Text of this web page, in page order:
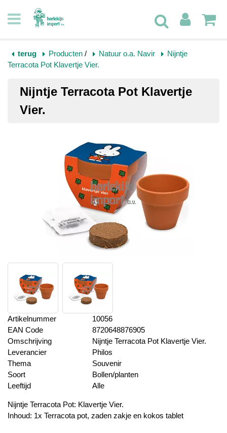
terug Producten / Natuur o.a. Navir
Nijntje
Terracota Pot Klavertje Vier.
Nijntje Terracota Pot Klavertje
Vier.
Artikelnummer
10056
EAN Code
8720648876905
Omschrijving
Nijntje Terracota Pot Klavertje Vier.
Leverancier
Philos
Thema
Souvenir
Soort
Bollen/planten
Leeftijd
Alle
Nijntje Terracota Pot: Klavertje Vier.
Inhoud: 1x Terracota pot, zaden zakje en kokos tablet